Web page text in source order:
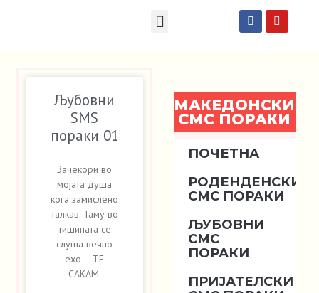
Љубовни
SMS
пораки 01
Зачекори во
мојата душа
кога замислено
талкав. Таму во
тишината се
слуша вечно
ехо – ТЕ
САКАМ.
МАКЕДОНСКИ
СМС ПОРАКИ
ПОЧЕТНА
РОДЕНДЕНСКИ
СМС ПОРАКИ
ЉУБОВНИ
СМС
ПОРАКИ
ПРИЈАТЕЛСКИ